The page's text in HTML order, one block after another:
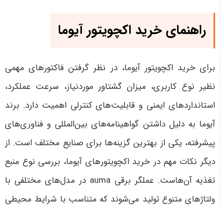
راهنمای خرید اکچویتور آیوما
برای خرید اکچویتور آیوما، در نظر گرفتن فاکتورهای مهمی
نظیر نوع کاربری، میزان گشتاور موردنیاز، سرعت عملکرد،
استانداردهای ایمنی و قابلیت‌های کنترلی اهمیت دارد. برند
آیوما به دلیل داشتن گواهینامه‌های بین‌المللی و فناوری‌های
پیشرفته، یکی از بهترین گزینه‌ها برای صنایع مختلف است. از
دیگر نکات مهم در خرید اکچویتورهای آیوما، بررسی نوع منبع
تغذیه آن‌هاست. عملگر برقی auma
در مدل‌های مختلفی با
ولتاژهای متنوع تولید می‌شوند که متناسب با شرایط محیطی